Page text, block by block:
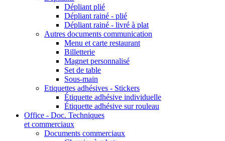
Dépliant plié
Dépliant rainé - plié
Dépliant rainé - livré à plat
Autres documents communication
Menu et carte restaurant
Billetterie
Magnet personnalisé
Set de table
Sous-main
Etiquettes adhésives - Stickers
Étiquette adhésive individuelle
Étiquette adhésive sur rouleau
Office - Doc. Techniques
et commerciaux
Documents commerciaux